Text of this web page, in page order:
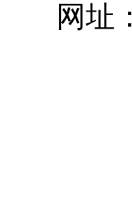
网址：